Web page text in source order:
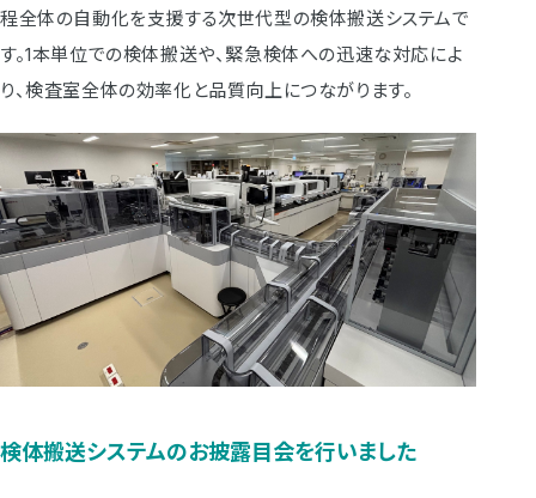
程全体の自動化を支援する次世代型の検体搬送システムで
す。1本単位での検体搬送や、緊急検体への迅速な対応によ
り、検査室全体の効率化と品質向上につながります。
検体搬送システムのお披露目会を行いました